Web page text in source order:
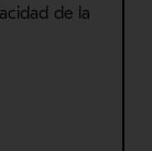
de la